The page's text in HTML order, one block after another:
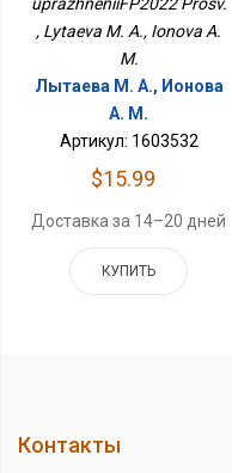
, Lytaeva M. A., Ionova A.
M.
Лытаева М. А., Ионова
А. М.
Артикул: 1603532
$15.99
Доставка за 14–20 дней
КУПИТЬ
Контакты